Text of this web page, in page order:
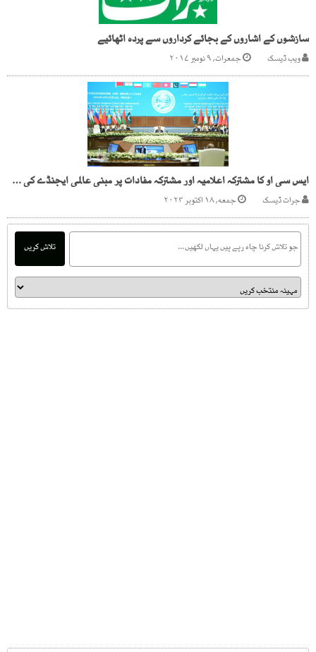
سازشوں کے اشاروں کے بجائے کرداروں سے پردہ اٹھائیے
ویب ڈیسک جمعرات, ۹ نومبر ۲۰۱۷
ایس سی او کا مشترکہ اعلامیہ اور مشترکہ مفادات پر مبنی عالمی ایجنڈے کی ضرورت
جرات ڈیسک جمعه, ۱۸ اکتوبر ۲۰۲۴
تلاش کریں